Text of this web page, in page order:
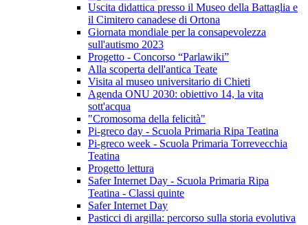
Uscita didattica presso il Museo della Battaglia e
il Cimitero canadese di Ortona
Giornata mondiale per la consapevolezza
sull'autismo 2023
Progetto - Concorso “Parlawiki”
Alla scoperta dell'antica Teate
Visita al museo universitario di Chieti
Agenda ONU 2030: obiettivo 14, la vita
sott'acqua
"Cromosoma della felicità"
Pi-greco day - Scuola Primaria Ripa Teatina
Pi-greco week - Scuola Primaria Torrevecchia
Teatina
Progetto lettura
Safer Internet Day - Scuola Primaria Ripa
Teatina - Classi quinte
Safer Internet Day
Pasticci di argilla: percorso sulla storia evolutiva